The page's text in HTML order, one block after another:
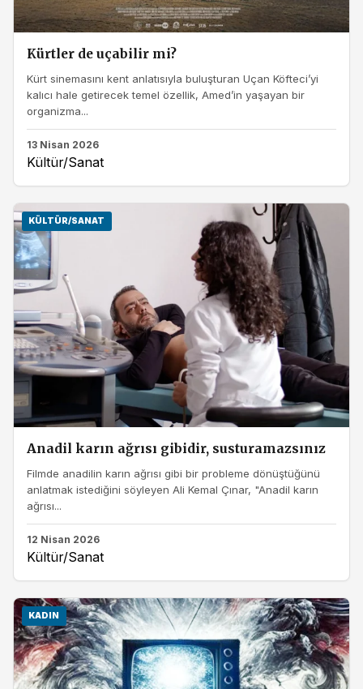
Kürtler de uçabilir mi?
Kürt sinemasını kent anlatısıyla buluşturan Uçan Köfteci’yi
kalıcı hale getirecek temel özellik, Amed’in yaşayan bir
organizma...
13 Nisan 2026
Kültür/Sanat
KÜLTÜR/SANAT
Anadil karın ağrısı gibidir, susturamazsınız
Filmde anadilin karın ağrısı gibi bir probleme dönüştüğünü
anlatmak istediğini söyleyen Ali Kemal Çınar, "Anadil karın
ağrısı...
12 Nisan 2026
Kültür/Sanat
KADIN